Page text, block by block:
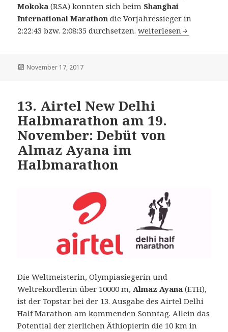
Mokoka (RSA) konnten sich beim Shanghai
International Marathon die Vorjahressieger in
2:22:43 bzw. 2:08:35 durchsetzen.Shanghai International
weiterlesen
Veröffentlicht
November 17, 2017
13. Airtel New Delhi
Halbmarathon am 19.
November: Debüt von
Almaz Ayana im
Halbmarathon
Die Weltmeisterin, Olympiasiegerin und
Weltrekordlerin über 10000 m,Almaz Ayana (ETH),
ist der Topstar bei der 13. Ausgabe des Airtel Delhi
Half Marathon am kommenden Sonntag. Allein das
Potential der zierlichen Äthiopierin die 10 km in